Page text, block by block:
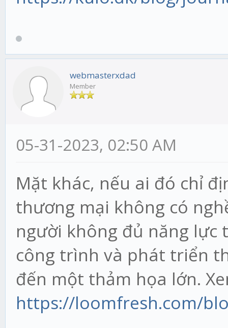
webmasterxdad
Member
05-31-2023, 02:50 AM
Mặt khác, nếu ai đó chỉ
thương mại không có
người không đủ năng lực
công trình và phát triển
đến một thảm họa lớn.
https://loomfresh.com/